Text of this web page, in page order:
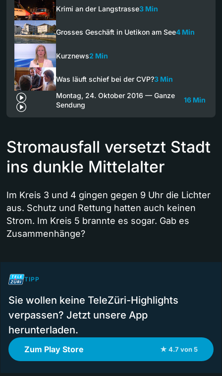
Krimi an der Langstrasse3 Min
Grosses Geschäft in Uetikon am See4 Min
Kurznews2 Min
Was läuft schief bei der CVP?3 Min
Montag, 24. Oktober 2016 — Ganze
Sendung
16 Min
Stromausfall versetzt Stadt
ins dunkle Mittelalter
Im Kreis 3 und 4 gingen gegen 9 Uhr die Lichter
aus. Schutz und Rettung hatten auch keinen
Strom. Im Kreis 5 brannte es sogar. Gab es
Zusammenhänge?
TIPP
Sie wollen keine TeleZüri-Highlights
verpassen? Jetzt unsere App
herunterladen.
Zum Play Store ★ 4.7 von 5